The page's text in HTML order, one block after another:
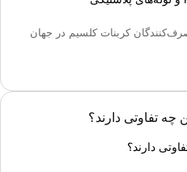
کربنات کلسیم در جهان
دارند؟